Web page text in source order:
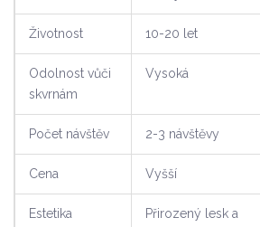
Životnost 10-20 let
Odolnost vůči
skvrnám
Vysoká
Počet návštěv 2-3 návštěvy
Cena Vyšší
Estetika
Přirozený lesk a